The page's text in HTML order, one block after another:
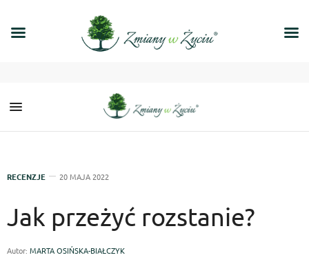
RECENZJE 20 MAJA 2022
Jak przeżyć rozstanie?
Autor: MARTA OSIŃSKA-BIAŁCZYK